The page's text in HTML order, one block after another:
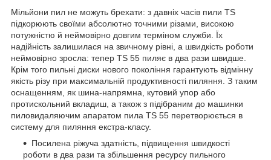
Мільйони пил не можуть брехати: з давніх часів пили TS
підкорюють своїми абсолютно точними різами, високою
потужністю й неймовірно довгим терміном служби. Їх
надійність залишилася на звичному рівні, а швидкість роботи
неймовірно зросла: тепер TS 55 пиляє в два рази швидше.
Крім того пильні диски нового покоління гарантують відмінну
якість різу при максимальній продуктивності пиляння. З таким
оснащенням, як шина-напрямна, кутовий упор або
протискольний вкладиш, а також з підібраним до машинки
пиловидаляючим апаратом пила TS 55 перетворюється в
систему для пиляння екстра-класу.
Посилена ріжуча здатність, підвищення швидкості
роботи в два рази та збільшення ресурсу пильного